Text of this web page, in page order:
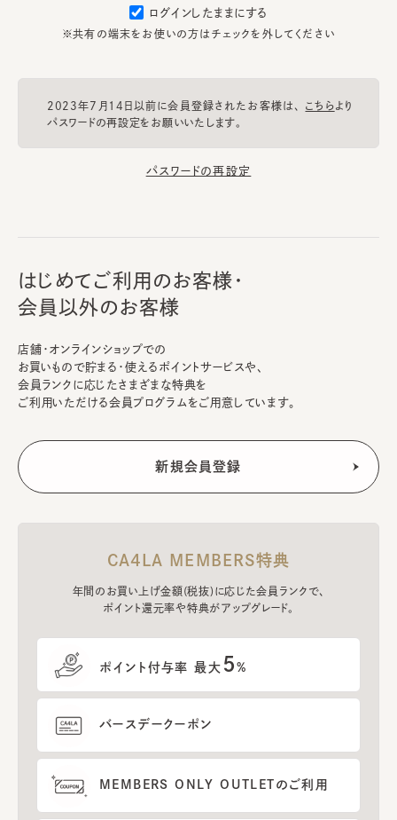
ログインしたままにする
※共有の端末をお使いの方はチェックを外してください
2023年7月14日以前に会員登録されたお客様は、 こちらより
パスワードの再設定をお願いいたします。
パスワードの再設定
はじめてご利用のお客様・
会員以外のお客様
店舗・オンラインショップでの
お買いもので貯まる・使えるポイントサービスや、
会員ランクに応じたさまざまな特典を
ご利用いただける会員プログラムをご用意しています。
CA4LA MEMBERS特典
年間のお買い上げ金額(税抜)に応じた会員ランクで、
ポイント還元率や特典がアップグレード。
ポイント付与率 最大 5%
バースデークーポン
MEMBERS ONLY OUTLETのご利用